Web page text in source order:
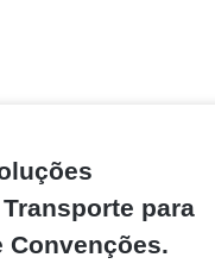
para
Convenções.